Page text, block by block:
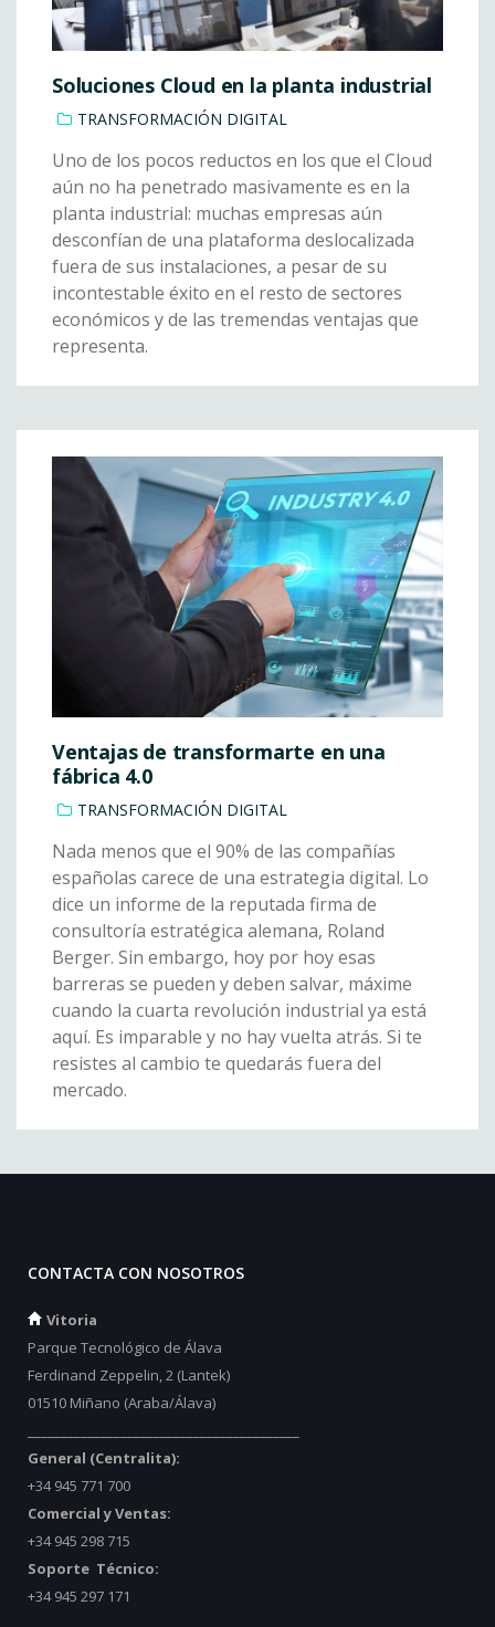
Soluciones Cloud en la planta industrial
TRANSFORMACIÓN DIGITAL
Uno de los pocos reductos en los que el Cloud
aún no ha penetrado masivamente es en la
planta industrial: muchas empresas aún
desconfían de una plataforma deslocalizada
fuera de sus instalaciones, a pesar de su
incontestable éxito en el resto de sectores
económicos y de las tremendas ventajas que
representa.
Ventajas de transformarte en una
fábrica 4.0
TRANSFORMACIÓN DIGITAL
Nada menos que el 90% de las compañías
españolas carece de una estrategia digital. Lo
dice un informe de la reputada firma de
consultoría estratégica alemana, Roland
Berger. Sin embargo, hoy por hoy esas
barreras se pueden y deben salvar, máxime
cuando la cuarta revolución industrial ya está
aquí. Es imparable y no hay vuelta atrás. Si te
resistes al cambio te quedarás fuera del
mercado.
CONTACTA CON NOSOTROS
Vitoria
Parque Tecnológico de Álava
Ferdinand Zeppelin, 2 (Lantek)
01510 Miñano (Araba/Álava)
General (Centralita):
+34 945 771 700
Comercial y Ventas:
+34 945 298 715
Soporte Técnico:
+34 945 297 171